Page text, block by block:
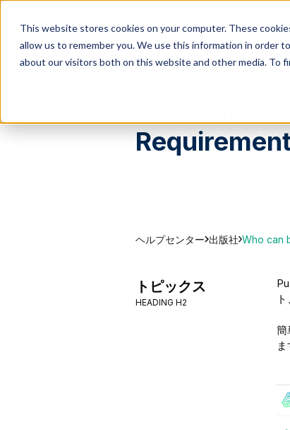
This website stores cookies on your computer. These
allow us to remember you. We use this information in order
about our visitors both on this website and other media. To
Who can
ヘルプセンター 出版社 Who can
トピックス
HEADING H2
簡
ま